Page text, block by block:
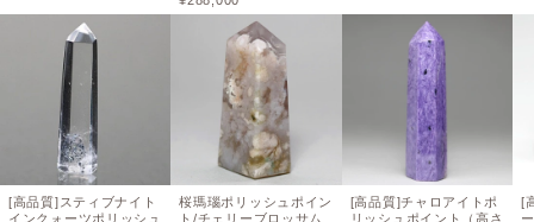
[高品質]スティブナイト
インクォーツポリッシュ
桜瑪瑙ポリッシュポイン
ト/チェリーブロッサム
[高品質]チャロアイトポ
リッシュポイント（高さ
[